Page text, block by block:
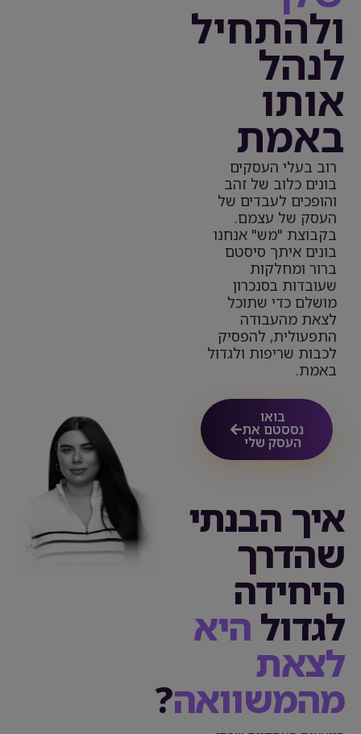
ולהתחיל
לנהל
אותו
באמת
רוב בעלי העסקים
בונים כלוב של זהב
והופכים לעבדים של
העסק של עצמם.
בקבוצת "מש" אנחנו
בונים איתך סיסטם
ברור ומחלקות
שעובדות בסנכרון
מושלם כדי שתוכל
לצאת מהעבודה
התפעולית, להפסיק
לכבות שריפות ולגדול
באמת.
בואו
נססטם את
העסק שלי
איך הבנתי
שהדרך
היחידה
לגדול היא
לצאת
מהמשוואה?